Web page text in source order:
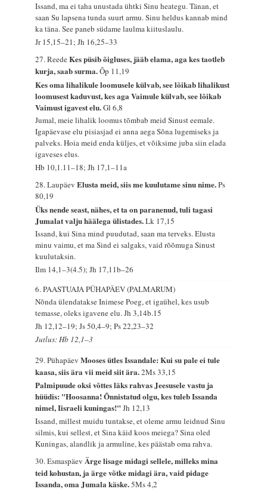
Issand, ma ei taha unustada ühtki Sinu heategu. Tänan, et
saan Su lapsena tunda suurt armu. Sinu heldus kannab mind
ka täna. See paneb südame laulma kiituslaulu.
Jr 15,15–21; Jh 16,25–33
27. ReedeKes püsib õigluses, jääb elama, aga kes taotleb
kurja, saab surma.Õp 11,19
Kes oma lihalikule loomusele külvab, see lõikab lihalikust
loomusest kaduvust, kes aga Vaimule külvab, see lõikab
Vaimust igavest elu.Gl 6,8
Jumal, meie lihalik loomus tõmbab meid Sinust eemale.
Igapäevase elu pisiasjad ei anna aega Sõna lugemiseks ja
palveks. Hoia meid enda küljes, et võiksime juba siin elada
igaveses elus.
Hb 10,1.11–18; Jh 17,1–11a
28. LaupäevElusta meid, siis me kuulutame sinu nime.Ps
80,19
Üks nende seast, nähes, et ta on paranenud, tuli tagasi
Jumalat valju häälega ülistades.Lk 17,15
Issand, kui Sina mind puudutad, saan ma terveks. Elusta
minu vaimu, et ma Sind ei salgaks, vaid rõõmuga Sinust
kuulutaksin.
Ilm 14,1–3(4.5); Jh 17,11b–26
6. PAASTUAJA PÜHAPÄEV (PALMARUM)
Nõnda ülendatakse Inimese Poeg, et igaühel, kes usub
temasse, oleks igavene elu.Jh 3,14b.15
Jh 12,12–19; Js 50,4–9; Ps 22,23–32
Jutlus: Hb 12,1–3
29. PühapäevMooses ütles Issandale: Kui su pale ei tule
kaasa, siis ära vii meid siit ära.2Ms 33,15
Palmipuude oksi võttes läks rahvas Jeesusele vastu ja
hüüdis: "Hoosanna! Õnnistatud olgu, kes tuleb Issanda
nimel, Iisraeli kuningas!"Jh 12,13
Issand, millest muidu tuntakse, et oleme armu leidnud Sinu
silmis, kui sellest, et Sina käid koos meiega? Sina oled
Kuningas, alandlik ja armuline, kes päästab oma rahva.
30. EsmaspäevÄrge lisage midagi sellele, milleks mina
teid kohustan, ja ärge võtke midagi ära, vaid pidage
Issanda, oma Jumala käske.5Ms 4,2